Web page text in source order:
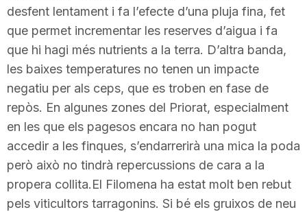
t
e
T
desfent lentament i fa l’efecte d’una pluja fina, fet
que permet incrementar les reserves d’aigua i fa
que hi hagi més nutrients a la terra. D’altra banda,
les baixes temperatures no tenen un impacte
negatiu per als ceps, que es troben en fase de
repòs. En algunes zones del Priorat, especialment
en les que els pagesos encara no han pogut
accedir a les finques, s’endarrerirà una mica la poda
però això no tindrà repercussions de cara a la
propera collita.El Filomena ha estat molt ben rebut
pels viticultors tarragonins. Si bé els gruixos de neu